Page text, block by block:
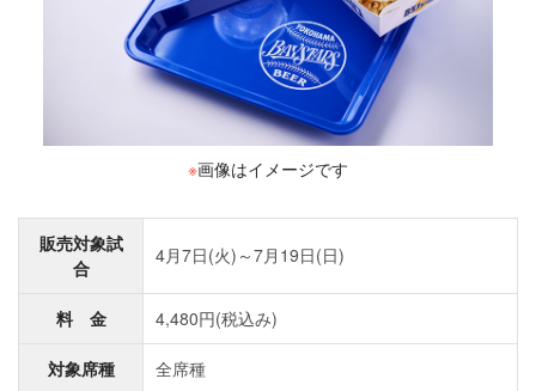
※画像はイメージです
販売対象試
合
4月7日(火)～7月19日(日)
料 金 4,480円(税込み)
対象席種 全席種